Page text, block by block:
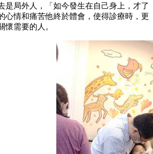
是局外人，「如今發生在自己身上，才了
心情和痛苦他終於體會，使得診療時，更
懷需要的人。